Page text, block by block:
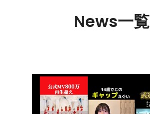
News一覧